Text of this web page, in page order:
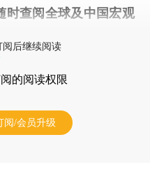
时查阅全球及中国宏观
阅后继续阅读
的阅读权限
阅/会员升级